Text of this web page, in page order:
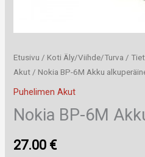
Etusivu / Koti Äly/Viihde/Turva /
Akut / Nokia BP-6M Akku
Puhelimen Akut
Nokia BP-6M
27.00 €